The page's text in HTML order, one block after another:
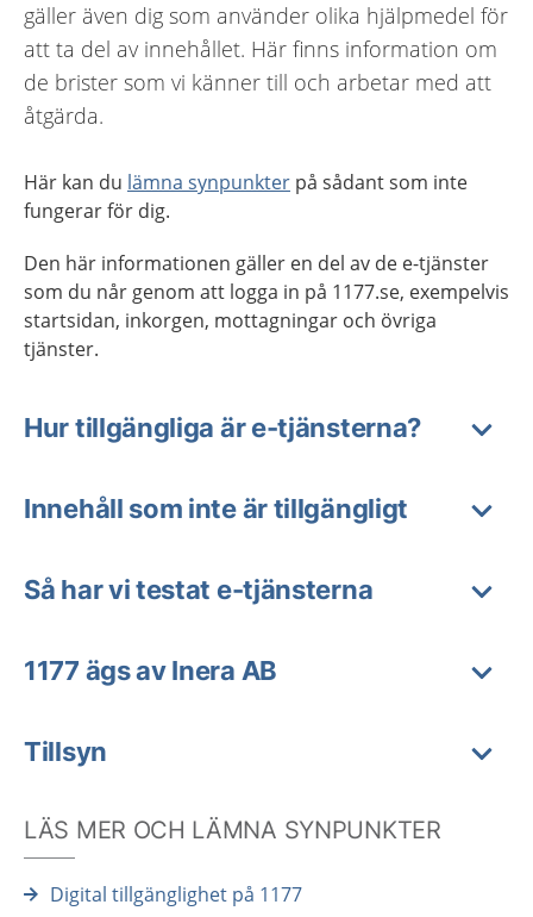
gäller även dig som använder olika hjälpmedel för
att ta del av innehållet. Här finns information om
de brister som vi känner till och arbetar med att
åtgärda.
Här kan du lämna synpunkter på sådant som inte
fungerar för dig.
Den här informationen gäller en del av de e-tjänster
som du når genom att logga in på 1177.se, exempelvis
startsidan, inkorgen, mottagningar och övriga
tjänster.
Hur tillgängliga är e-tjänsterna?
Innehåll som inte är tillgängligt
Så har vi testat e-tjänsterna
1177 ägs av Inera AB
Tillsyn
LÄS MER OCH LÄMNA SYNPUNKTER
Digital tillgänglighet på 1177